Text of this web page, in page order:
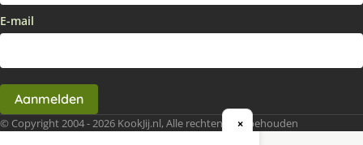
E-mail
Aanmelden
© Copyright 2004 - 2026 KookJij.nl, Alle rechten voorbehouden
×